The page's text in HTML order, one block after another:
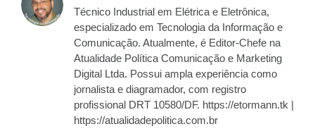
Técnico Industrial em Elétrica e Eletrônica,
especializado em Tecnologia da Informação e
Comunicação. Atualmente, é Editor-Chefe na
Atualidade Política Comunicação e Marketing
Digital Ltda. Possui ampla experiência como
jornalista e diagramador, com registro
profissional DRT 10580/DF. https://etormann.tk |
https://atualidadepolitica.com.br